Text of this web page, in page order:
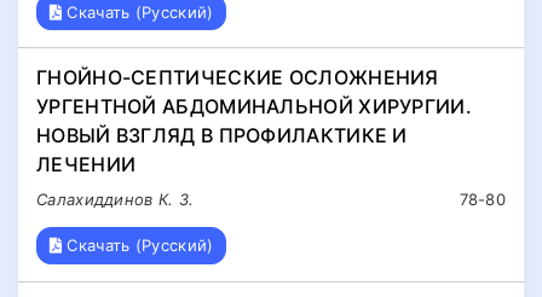
Скачать (Русский)
ГНОЙНО-СЕПТИЧЕСКИЕ ОСЛОЖНЕНИЯ
УРГЕНТНОЙ АБДОМИНАЛЬНОЙ ХИРУРГИИ.
НОВЫЙ ВЗГЛЯД В ПРОФИЛАКТИКЕ И
ЛЕЧЕНИИ
78-80
Салахиддинов К. З.
Скачать (Русский)